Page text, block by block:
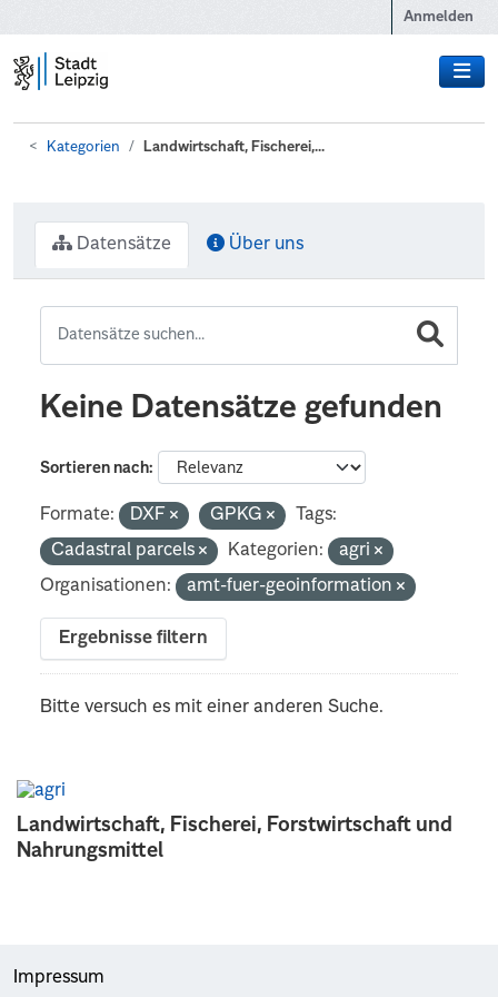
Anmelden
Kategorien Landwirtschaft, Fischerei,...
Landwirtschaft, Fischerei, Forstwirtschaft und
Nahrungsmittel
Datensätze Über uns
Keine Datensätze gefunden
Sortieren nach
Formate: DXF GPKG
Tags:
Cadastral parcels
Kategorien:
agri
Organisationen:
amt-fuer-geoinformation
Ergebnisse filtern
Bitte versuch es mit einer anderen Suche.
Impressum